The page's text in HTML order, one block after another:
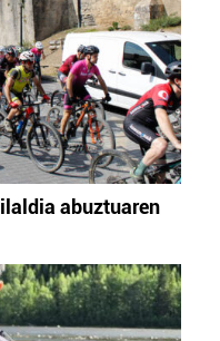
abuztuaren